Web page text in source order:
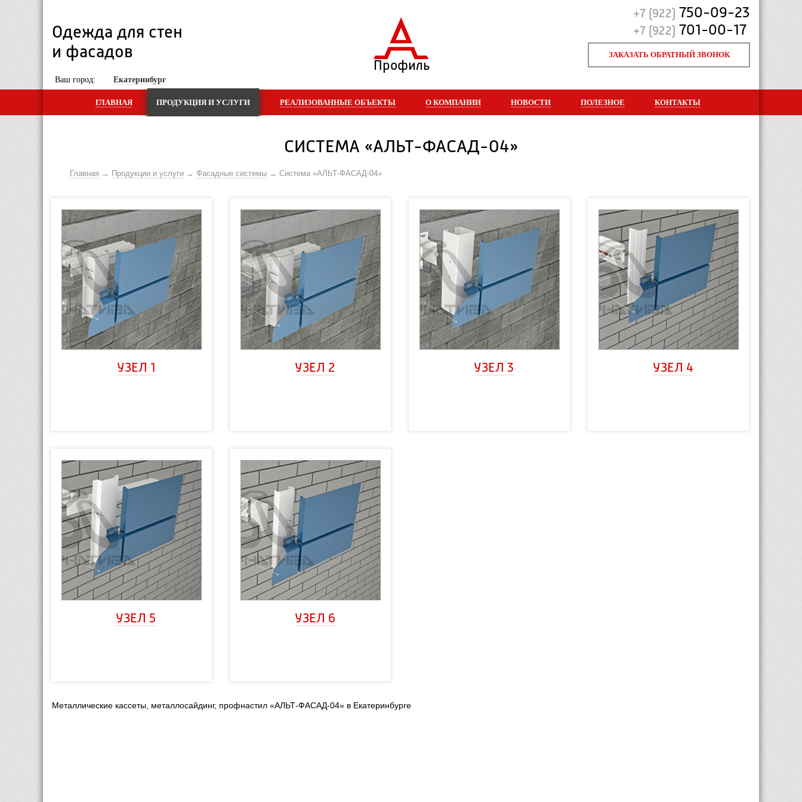
Одежда для стен
и фасадов
Профиль
+7 (922) 750-09-23
+7 (922) 701-00-17
ЗАКАЗАТЬ ОБРАТНЫЙ ЗВОНОК
Ваш город: Екатеринбург
ГЛАВНАЯ ПРОДУКЦИЯ И УСЛУГИ РЕАЛИЗОВАННЫЕ ОБЪЕКТЫ О КОМПАНИИ НОВОСТИ ПОЛЕЗНОЕ КОНТАКТЫ
СИСТЕМА «АЛЬТ-ФАСАД-04»
Главная Продукции и услуги Фасадные системы Система «АЛЬТ-ФАСАД-04»
УЗЕЛ 1 УЗЕЛ 2 УЗЕЛ 3 УЗЕЛ 4
УЗЕЛ 5 УЗЕЛ 6
Металлические кассеты, металлосайдинг, профнастил «АЛЬТ-ФАСАД-04» в Екатеринбурге